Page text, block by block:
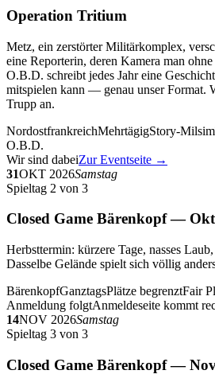
Operation Tritium
Metz, ein zerstörter Militärkomplex,
eine Reporterin, deren Kamera man
O.B.D. schreibt jedes Jahr eine
mitspielen kann — genau unser Format.
Trupp an.
NordostfrankreichMehrtägigStory-Milsim
O.B.D.
Wir sind dabeiZur Eventseite →
31OKT 2026Samstag
Spieltag 2 von 3
Closed Game Bärenkopf —
Herbsttermin: kürzere Tage, nasses
Dasselbe Gelände spielt sich völlig
BärenkopfGanztagsPlätze begrenztFair
Anmeldung folgtAnmeldeseite kommt
14NOV 2026Samstag
Spieltag 3 von 3
Closed Game Bärenkopf —